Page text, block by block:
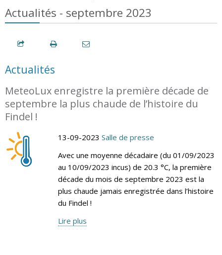
Actualités - septembre 2023
Actualités
MeteoLux enregistre la première décade de
septembre la plus chaude de l’histoire du
Findel !
13-09-2023 Salle de presse
Avec une moyenne décadaire (du 01/09/2023
au 10/09/2023 incus) de 20.3 °C, la première
décade du mois de septembre 2023 est la
plus chaude jamais enregistrée dans l’histoire
du Findel !
Lire plus